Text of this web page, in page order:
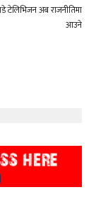
टेलिभिजन अब राजनीतिमा
आउने